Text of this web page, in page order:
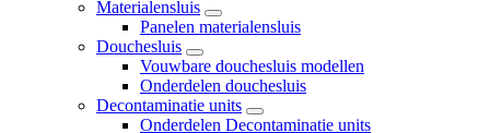
Materialensluis
Panelen materialensluis
Douchesluis
Vouwbare douchesluis modellen
Onderdelen douchesluis
Decontaminatie units
Onderdelen Decontaminatie units